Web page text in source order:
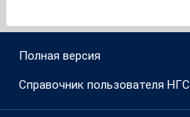
Полная версия
Справочник пользователя НГС